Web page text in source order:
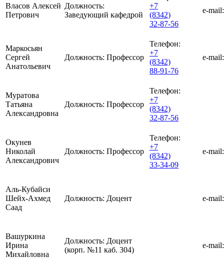
Власов Алексей
Петрович
Должность:
Заведующий кафедрой
+7
(8342)
32-87-56
e-mail:
Маркосьян
Сергей
Анатольевич
Должность: Профессор
Телефон:
+7
(8342)
88-91-76
e-mail:
Муратова
Татьяна
Александровна
Должность: Профессор
Телефон:
+7
(8342)
32-87-56
Окунев
Николай
Александрович
Должность: Профессор
Телефон:
+7
(8342)
33-34-09
e-mail:
Аль-Кубайси
Шейх-Ахмед
Саад
Должность: Доцент e-mail:
Вашуркина
Ирина
Михайловна
Должность: Доцент
(корп. №11 каб. 304)
e-mail: